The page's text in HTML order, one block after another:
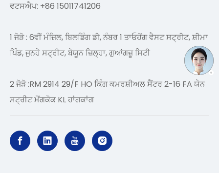
ਵਟਸਐਪ: +86 15011741206
1 ਜੋੜੋ : 6ਵੀਂ ਮੰਜ਼ਿਲ, ਬਿਲਡਿੰਗ ਡੀ, ਨੰਬਰ 1 ਤਾਓਹੋਂਗ ਵੈਸਟ ਸਟ੍ਰੀਟ, ਸ਼ੀਮਾ
ਪਿੰਡ, ਜੁਨਹੇ ਸਟ੍ਰੀਟ, ਬੇਯੂਨ ਜ਼ਿਲ੍ਹਾ, ਗੁਆਂਗਜ਼ੂ ਸਿਟੀ
2 ਜੋੜੋ :RM 2914 29/F HO ਕਿੰਗ ਕਮਰਸ਼ੀਅਲ ਸੈਂਟਰ 2-16 FA ਯੇਨ
ਸਟ੍ਰੀਟ ਮੋਂਗਕੋਕ KL ਹਾਂਗਕਾਂਗ